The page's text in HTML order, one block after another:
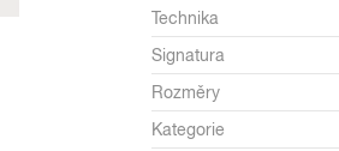
Technika
Signatura
Rozměry
Kategorie